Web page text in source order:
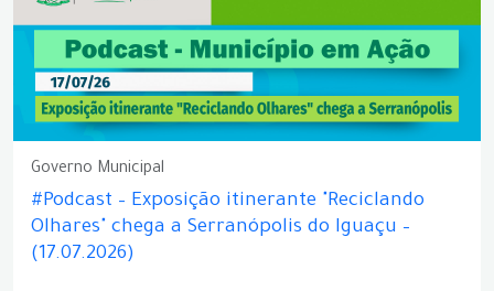
Governo Municipal
#Podcast – Exposição itinerante "Reciclando
Olhares" chega a Serranópolis do Iguaçu –
(17.07.2026)